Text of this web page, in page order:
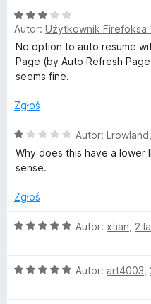
t
k
u
T
a
R
e
/
5
O
c
e
n
a
3
5
Autor: Użytkownik Firefoksa
No option to auto resume
Page (by Auto Refresh
seems fine.
Zgłoś
O
c
e
a
1
Autor: Lrowland
Why does this have a lower
sense.
Zgłoś
O
n
Autor: xtian 2
O
Autor: art4003